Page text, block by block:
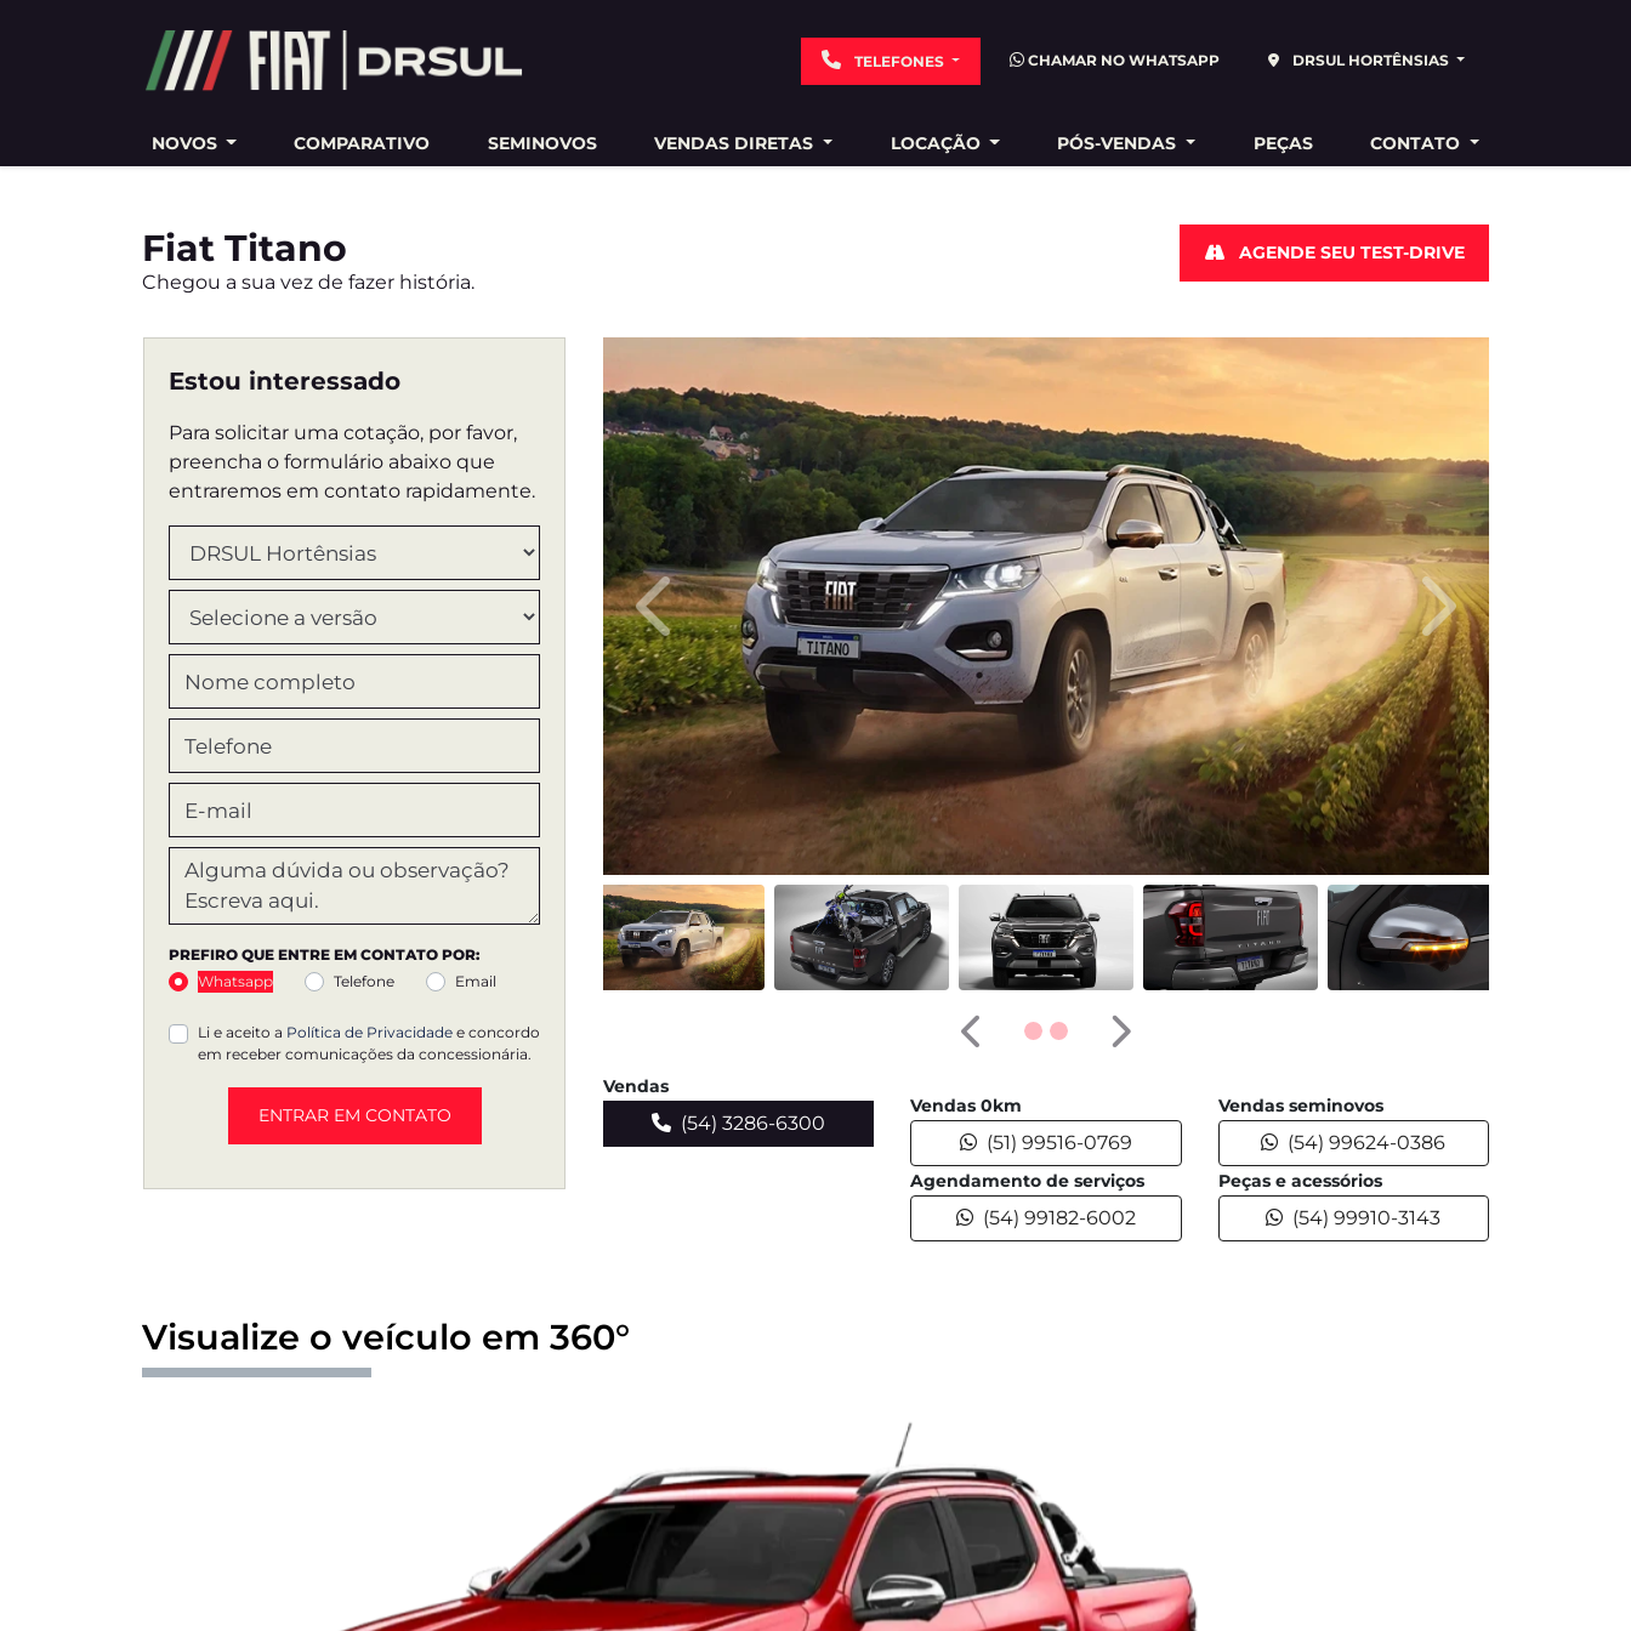
TELEFONES DRSUL HORTÊNSIAS
CHAMAR NO WHATSAPP
NOVOS COMPARATIVO SEMINOVOS VENDAS DIRETAS LOCAÇÃO PÓS-VENDAS PEÇAS CONTATO
Fiat Titano
Chegou a sua vez de fazer história.
AGENDE SEU TEST-DRIVE
Estou interessado
Para solicitar uma cotação, por favor,
preencha o formulário abaixo que
entraremos em contato rapidamente.
PREFIRO QUE ENTRE EM CONTATO POR:
Whatsapp
Telefone Email
Li e aceito a Política de Privacidade e concordo
em receber comunicações da concessionária.
ENTRAR EM CONTATO
Anterior Próximo
Anterior Próximo
Vendas
(54) 3286-6300
Vendas 0km
(51) 99516-0769
Vendas seminovos
(54) 99624-0386
Agendamento de serviços
(54) 99182-6002
Peças e acessórios
(54) 99910-3143
Visualize o veículo em 360°